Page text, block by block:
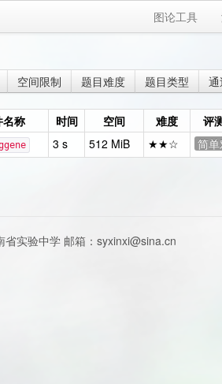
图论工具
空间限制 题目难度 题目类型
名称 时间 空间 难度 评
3 s 512 MiB ★★☆ 简
省实验中学 邮箱：syxinxi@sina.cn